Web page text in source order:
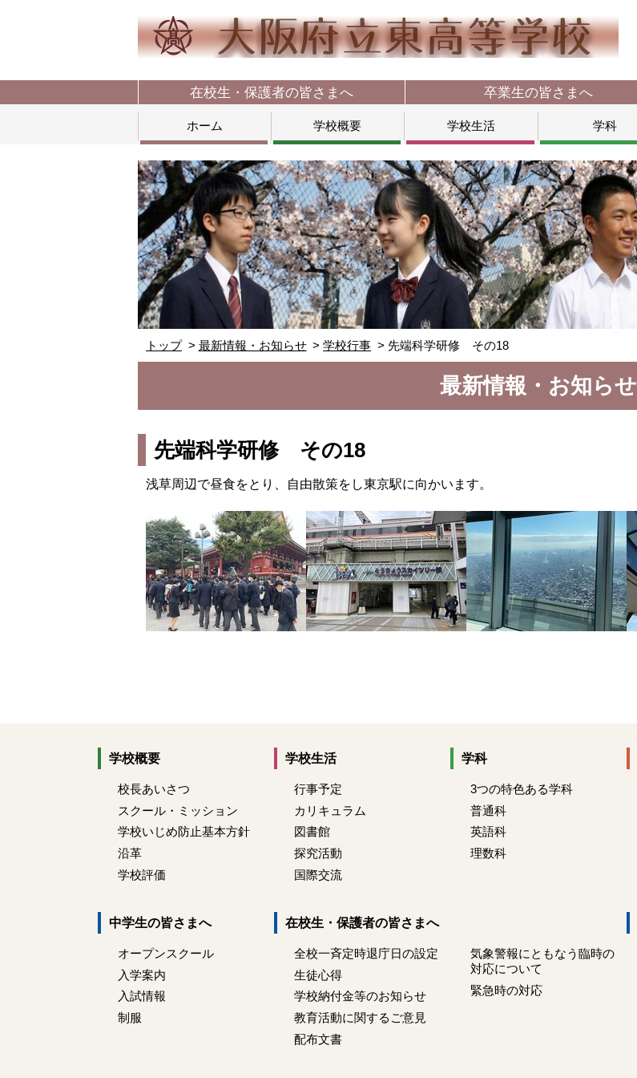
在校生・保護者の皆さまへ 卒業生の皆さまへ
ホーム 学校概要 学校生活 学科
トップ 最新情報・お知らせ 学校行事 先端科学研修 その18
最新情報・お知らせ
先端科学研修 その18
浅草周辺で昼食をとり、自由散策をし東京駅に向かいます。
学校概要
校長あいさつ
スクール・ミッション
学校いじめ防止基本方針
沿革
学校評価
学校生活
行事予定
カリキュラム
図書館
探究活動
国際交流
学科
3つの特色ある学科
普通科
英語科
理数科
中学生の皆さまへ
オープンスクール
入学案内
入試情報
制服
在校生・保護者の皆さまへ
全校一斉定時退庁日の設定
生徒心得
学校納付金等のお知らせ
教育活動に関するご意見
配布文書
気象警報にともなう臨時の
対応について
緊急時の対応